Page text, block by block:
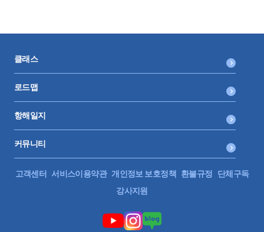
클래스
로드맵
항해일지
커뮤니티
고객센터 서비스이용약관 개인정보 보호정책 환불규정
단체구독
강사지원